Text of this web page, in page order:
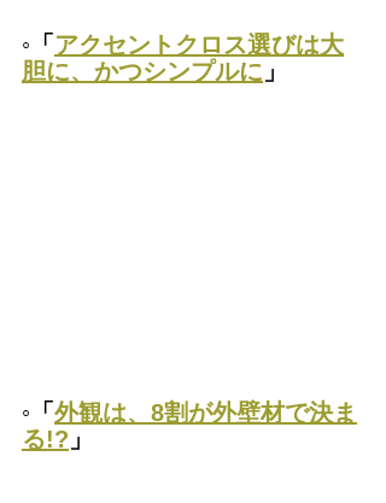
◦「 アクセントクロス選びは大
胆に、かつシンプルに 」
◦「 外観は、8割が外壁材で決ま
る!? 」